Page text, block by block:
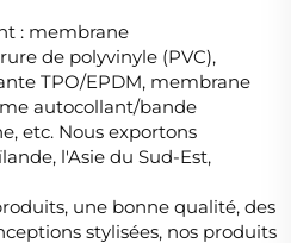
: membrane
de polyvinyle (PVC),
TPO/EPDM, membrane
autocollant/bande
etc. Nous exportons
l'Asie du Sud-Est,
une bonne qualité, des
stylisées, nos produits